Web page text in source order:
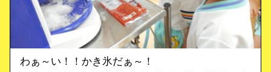
わぁ～い！！かき氷だぁ～！